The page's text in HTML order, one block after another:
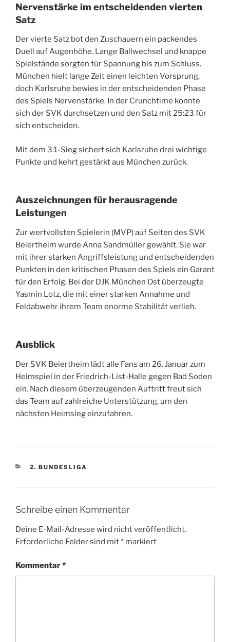
Nervenstärke im entscheidenden vierten
Satz
Der vierte Satz bot den Zuschauern ein packendes
Duell auf Augenhöhe. Lange Ballwechsel und knappe
Spielstände sorgten für Spannung bis zum Schluss.
München hielt lange Zeit einen leichten Vorsprung,
doch Karlsruhe bewies in der entscheidenden Phase
des Spiels Nervenstärke. In der Crunchtime konnte
sich der SVK durchsetzen und den Satz mit 25:23 für
sich entscheiden.
Mit dem 3:1-Sieg sichert sich Karlsruhe drei wichtige
Punkte und kehrt gestärkt aus München zurück.
Auszeichnungen für herausragende
Leistungen
Zur wertvollsten Spielerin (MVP) auf Seiten des SVK
Beiertheim wurde Anna Sandmüller gewählt. Sie war
mit ihrer starken Angriffsleistung und entscheidenden
Punkten in den kritischen Phasen des Spiels ein Garant
für den Erfolg. Bei der DJK München Ost überzeugte
Yasmin Lotz, die mit einer starken Annahme und
Feldabwehr ihrem Team enorme Stabilität verlieh.
Ausblick
Der SVK Beiertheim lädt alle Fans am 26. Januar zum
Heimspiel in der Friedrich-List-Halle gegen Bad Soden
ein. Nach diesem überzeugenden Auftritt freut sich
das Team auf zahlreiche Unterstützung, um den
nächsten Heimsieg einzufahren.
KATEGORIEN
2. BUNDESLIGA
Schreibe einen Kommentar
Deine E-Mail-Adresse wird nicht veröffentlicht.
Erforderliche Felder sind mit* markiert
Kommentar*